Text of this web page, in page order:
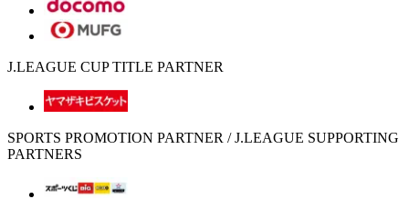
J.LEAGUE CUP TITLE PARTNER
SPORTS PROMOTION PARTNER / J.LEAGUE SUPPORTING
PARTNERS